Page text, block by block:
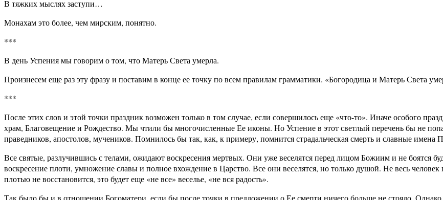
В тяжких мыслях заступи…
Монахам это более, чем мирским, понятно.
***
В день Успения мы говорим о том, что Матерь Света умерла.
Произнесем еще раз эту фразу и поставим в конце ее точку по всем правилам грамматики. «Богородица и Матерь Света
***
После этих слов и этой точки праздник возможен только в том случае, если совершилось еще «что-то». Иначе особого
храм, Благовещение и Рождество. Мы чтили бы многочисленные Ее иконы. Но Успение в этот светлый перечень бы не
праведников, апостолов, мучеников. Помнилось бы так, как, к примеру, помнится страдальческая смерть и славные имена
Все святые, разлучившись с телами, ожидают воскресения мертвых. Они уже веселятся перед лицом Божиим и не боятся
воскресение плоти, умножение славы и полное вхождение в Царство. Все они веселятся, но только душой. Не весь
плотью не восстановится, это будет еще «не все» веселье, «не вся радость».